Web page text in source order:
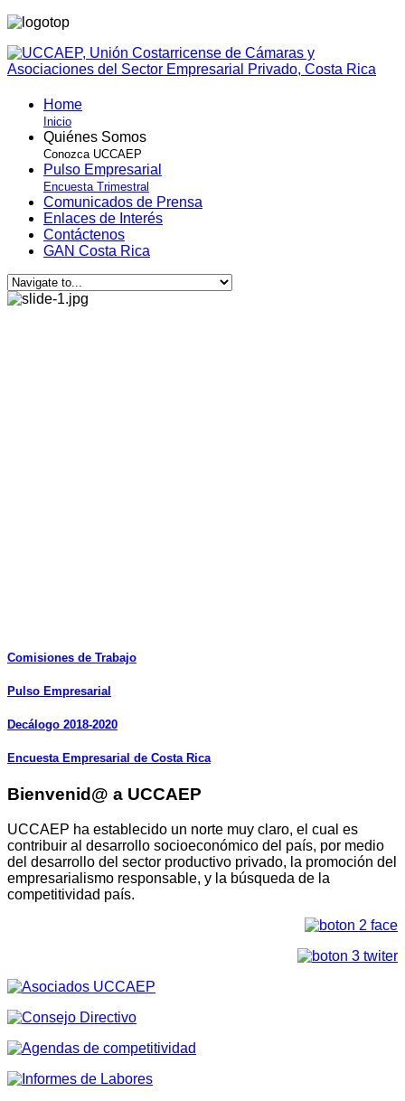
Home
Inicio
Quiénes Somos
Conozca UCCAEP
Pulso Empresarial
Encuesta Trimestral
Comunicados de Prensa
Enlaces de Interés
Contáctenos
GAN Costa Rica
Comisiones de Trabajo
Pulso Empresarial
Decálogo 2018-2020
Encuesta Empresarial de Costa Rica
Bienvenid@ a UCCAEP
UCCAEP ha establecido un norte muy claro, el cual es
contribuir al desarrollo socioeconómico del país, por medio
del desarrollo del sector productivo privado, la promoción del
empresarialismo responsable, y la búsqueda de la
competitividad país.